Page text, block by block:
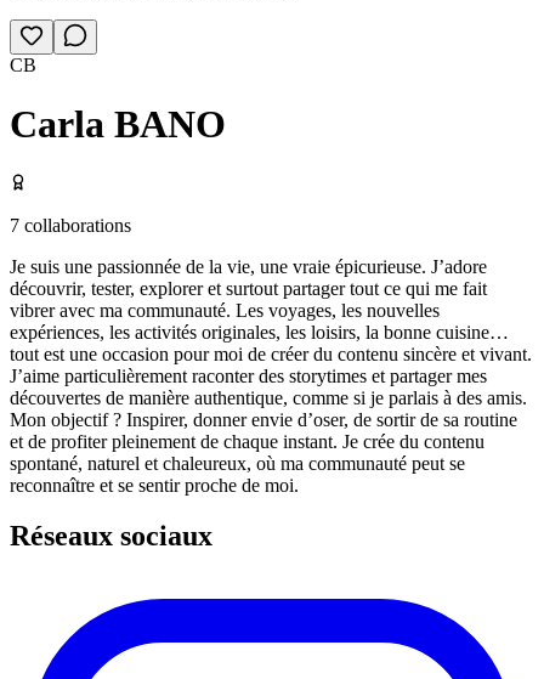
CB
Carla BANO
7 collaborations
Je suis une passionnée de la vie, une vraie épicurieuse. J’adore
découvrir, tester, explorer et surtout partager tout ce qui me fait
vibrer avec ma communauté. Les voyages, les nouvelles
expériences, les activités originales, les loisirs, la bonne cuisine…
tout est une occasion pour moi de créer du contenu sincère et vivant.
J’aime particulièrement raconter des storytimes et partager mes
découvertes de manière authentique, comme si je parlais à des amis.
Mon objectif ? Inspirer, donner envie d’oser, de sortir de sa routine
et de profiter pleinement de chaque instant. Je crée du contenu
spontané, naturel et chaleureux, où ma communauté peut se
reconnaître et se sentir proche de moi.
Réseaux sociaux